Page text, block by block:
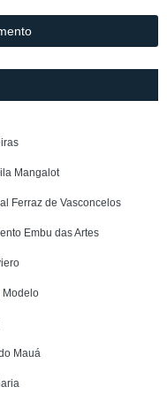
Mangalot
Ferraz de Vasconcelos
Embu das Artes
Modelo
Mauá